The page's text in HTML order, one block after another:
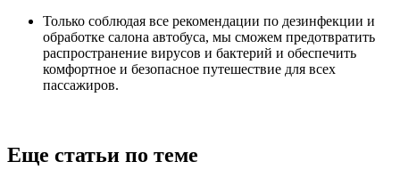
Только соблюдая все рекомендации по дезинфекции и
обработке салона автобуса, мы сможем предотвратить
распространение вирусов и бактерий и обеспечить
комфортное и безопасное путешествие для всех
пассажиров.
Еще статьи по теме